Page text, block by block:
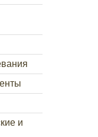
и